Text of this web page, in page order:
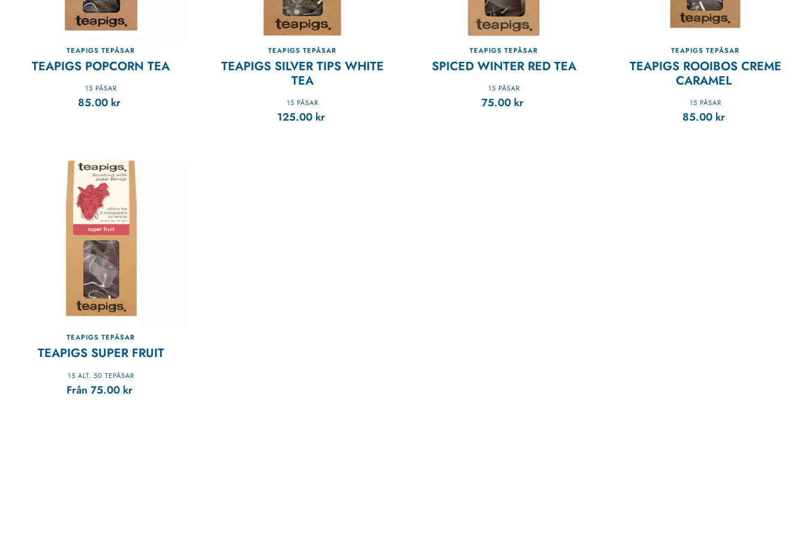
TEAPIGS TEPÅSAR
TEAPIGS POPCORN TEA
15 PÅSAR
85.00 kr
TEAPIGS TEPÅSAR
TEAPIGS SILVER TIPS WHITE
TEA
15 PÅSAR
125.00 kr
TEAPIGS TEPÅSAR
SPICED WINTER RED TEA
15 PÅSAR
75.00 kr
TEAPIGS TEPÅSAR
TEAPIGS ROOIBOS CREME
CARAMEL
15 PÅSAR
85.00 kr
TEAPIGS TEPÅSAR
TEAPIGS SUPER FRUIT
15 ALT. 50 TEPÅSAR
Från 75.00 kr